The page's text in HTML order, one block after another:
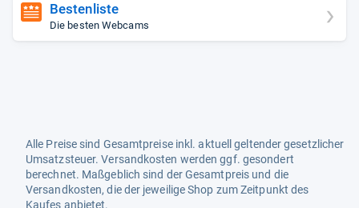
Bestenliste
Die besten Webcams
Alle Preise sind Gesamtpreise inkl. aktuell geltender gesetzlicher
Umsatzsteuer. Versandkosten werden ggf. gesondert
berechnet. Maßgeblich sind der Gesamtpreis und die
Versandkosten, die der jeweilige Shop zum Zeitpunkt des
Kaufes anbietet.